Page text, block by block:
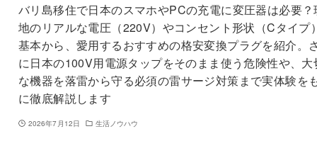
バリ島移住で日本のスマホやPCの充電に変圧器は必要？
地のリアルな電圧（220V）やコンセント形状（Cタイプ
基本から、愛用するおすすめの格安変換プラグを紹介。
に日本の100V用電源タップをそのまま使う危険性や、大
な機器を落雷から守る必須の雷サージ対策まで実体験を
に徹底解説します
2026年7月12日 生活ノウハウ